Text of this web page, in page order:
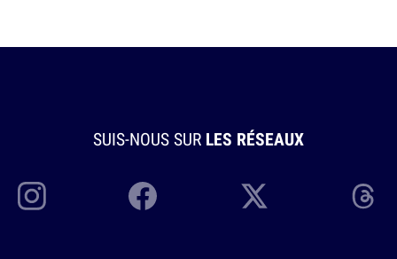
SUIS-NOUS SUR LES RÉSEAUX